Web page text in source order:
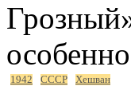
1942 СССР Хешван